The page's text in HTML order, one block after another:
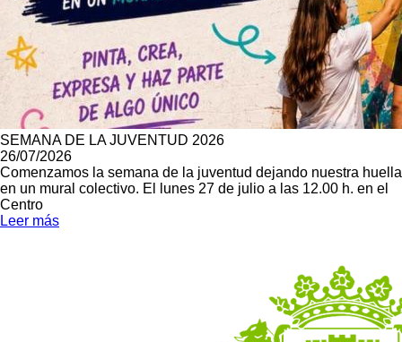
SEMANA DE LA JUVENTUD 2026
26/07/2026
Comenzamos la semana de la juventud dejando nuestra huella
en un mural colectivo. El lunes 27 de julio a las 12.00 h. en el
Centro
Leer más